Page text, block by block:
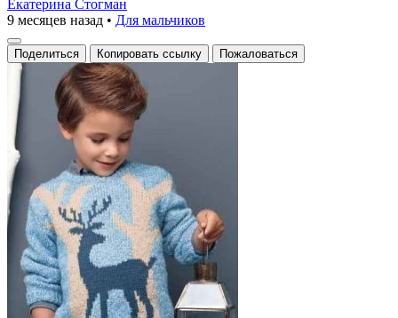
Екатерина Стогман
9 месяцев назад • Для мальчиков
Поделиться Копировать ссылку Пожаловаться